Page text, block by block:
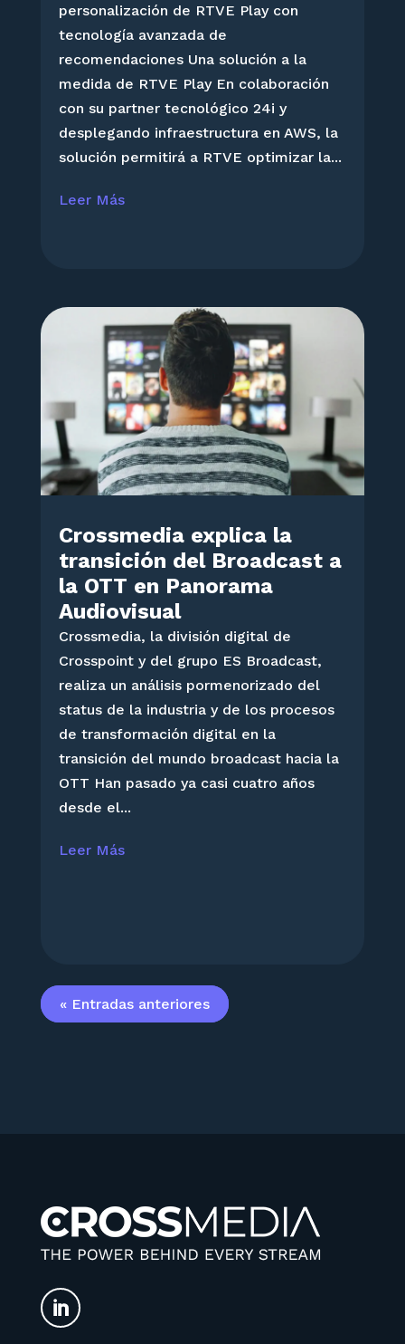
personalización de RTVE Play con
tecnología avanzada de
recomendaciones Una solución a la
medida de RTVE Play En colaboración
con su partner tecnológico 24i y
desplegando infraestructura en AWS, la
solución permitirá a RTVE optimizar la...
Leer Más
Crossmedia explica la
transición del Broadcast a
la OTT en Panorama
Audiovisual
Crossmedia, la división digital de
Crosspoint y del grupo ES Broadcast,
realiza un análisis pormenorizado del
status de la industria y de los procesos
de transformación digital en la
transición del mundo broadcast hacia la
OTT Han pasado ya casi cuatro años
desde el...
Leer Más
« Entradas anteriores
